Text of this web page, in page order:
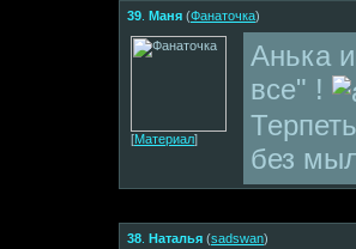
39 Маня (Фанаточка)
[Материал]
Анька
все" !
без
38 Наталья (sadswan)